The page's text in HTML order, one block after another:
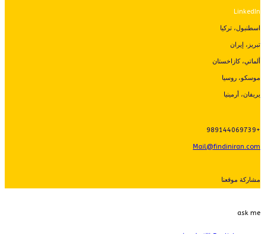
LinkedIn
اسطنبول، تركيا
تبريز، إيران
ألماتي، كازاخستان
موسكو، روسيا
يريفان، أرمينيا
+989144069739
Mail@findiniran.com
مشاركة موقعنا
ask me